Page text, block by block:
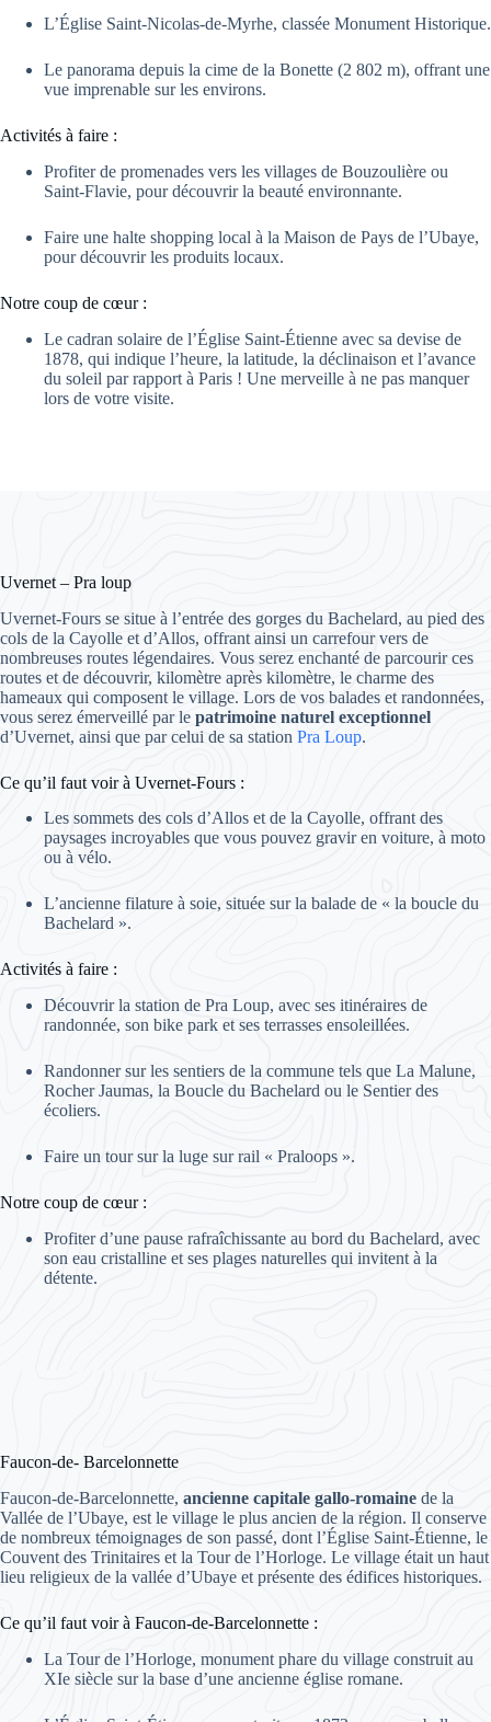
L’Église Saint-Nicolas-de-Myrhe, classée Monument Historique.
Le panorama depuis la cime de la Bonette (2 802 m), offrant une
vue imprenable sur les environs.
Activités à faire :
Profiter de promenades vers les villages de Bouzoulière ou
Saint-Flavie, pour découvrir la beauté environnante.
Faire une halte shopping local à la Maison de Pays de l’Ubaye,
pour découvrir les produits locaux.
Notre coup de cœur :
Le cadran solaire de l’Église Saint-Étienne avec sa devise de
1878, qui indique l’heure, la latitude, la déclinaison et l’avance
du soleil par rapport à Paris ! Une merveille à ne pas manquer
lors de votre visite.
Uvernet – Pra loup
Uvernet-Fours se situe à l’entrée des gorges du Bachelard, au pied des
cols de la Cayolle et d’Allos, offrant ainsi un carrefour vers de
nombreuses routes légendaires. Vous serez enchanté de parcourir ces
routes et de découvrir, kilomètre après kilomètre, le charme des
hameaux qui composent le village. Lors de vos balades et randonnées,
vous serez émerveillé par le patrimoine naturel exceptionnel
d’Uvernet, ainsi que par celui de sa station Pra Loup.
Ce qu’il faut voir à Uvernet-Fours :
Les sommets des cols d’Allos et de la Cayolle, offrant des
paysages incroyables que vous pouvez gravir en voiture, à moto
ou à vélo.
L’ancienne filature à soie, située sur la balade de « la boucle du
Bachelard ».
Activités à faire :
Découvrir la station de Pra Loup, avec ses itinéraires de
randonnée, son bike park et ses terrasses ensoleillées.
Randonner sur les sentiers de la commune tels que La Malune,
Rocher Jaumas, la Boucle du Bachelard ou le Sentier des
écoliers.
Faire un tour sur la luge sur rail « Praloops ».
Notre coup de cœur :
Profiter d’une pause rafraîchissante au bord du Bachelard, avec
son eau cristalline et ses plages naturelles qui invitent à la
détente.
Faucon-de- Barcelonnette
Faucon-de-Barcelonnette, ancienne capitale gallo-romaine de la
Vallée de l’Ubaye, est le village le plus ancien de la région. Il conserve
de nombreux témoignages de son passé, dont l’Église Saint-Étienne, le
Couvent des Trinitaires et la Tour de l’Horloge. Le village était un haut
lieu religieux de la vallée d’Ubaye et présente des édifices historiques.
Ce qu’il faut voir à Faucon-de-Barcelonnette :
La Tour de l’Horloge, monument phare du village construit au
XIe siècle sur la base d’une ancienne église romane.